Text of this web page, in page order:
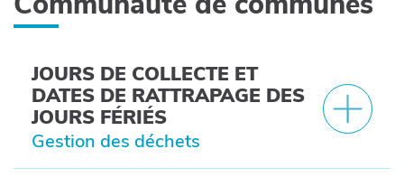
JOURS DE COLLECTE ET
DATES DE RATTRAPAGE DES
JOURS FÉRIÉS
Gestion des déchets